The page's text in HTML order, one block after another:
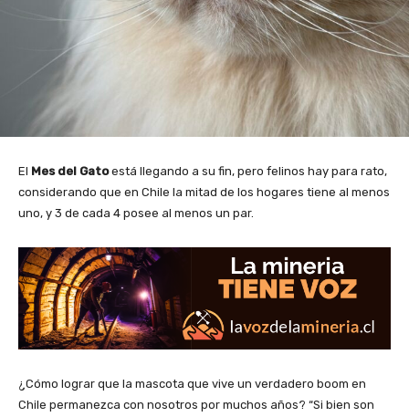
El Mes del Gatoestá llegando a su fin, pero felinos hay para rato,
considerando que en Chile la mitad de los hogares tiene al menos
uno, y 3 de cada 4 posee al menos un par.
¿Cómo lograr que la mascota que vive un verdadero boom en
Chile permanezca con nosotros por muchos años? “Si bien son